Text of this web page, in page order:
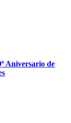
Aniversario de